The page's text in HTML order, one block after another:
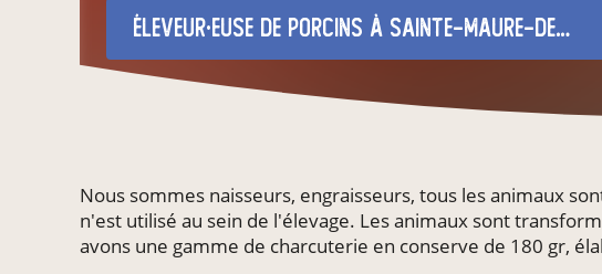
éleveur·euse de porcins à Sainte-Maure-de-Touraine
Nous sommes naisseurs, engraisseurs, tous les animaux
n'est utilisé au sein de l'élevage. Les animaux sont
avons une gamme de charcuterie en conserve de 180 gr,